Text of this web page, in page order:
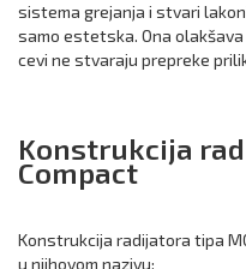
sistema grejanja i stvari
samo estetska. Ona
cevi ne stvaraju prepreke
Konstrukcija
Compact
Konstrukcija radijatora tipa
u njihovom nazivu: